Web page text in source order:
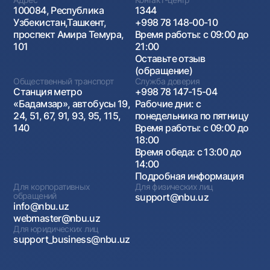
100084, Республика
Узбекистан,Ташкент,
проспект Амира Темура,
101
1344
+998 78 148-00-10
Время работы: с 09:00 до
21:00
Оставьте отзыв
(обращение)
Общественный транспорт
Станция метро
«Бадамзар», автобусы 19,
24, 51, 67, 91, 93, 95, 115,
140
Служба доверия
+998 78 147-15-04
Рабочие дни: с
понедельника по пятницу
Время работы: с 09:00 до
18:00
Время обеда: с 13:00 до
14:00
Подробная информация
Для корпоративных
обращений
info@nbu.uz
webmaster@nbu.uz
Для физических лиц
support@nbu.uz
Для юридических лиц
support_business@nbu.uz